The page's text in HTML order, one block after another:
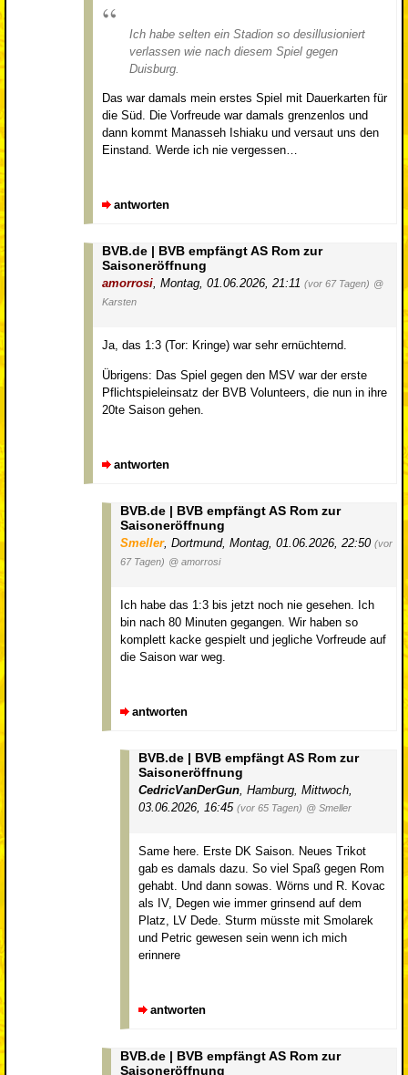
Ich habe selten ein Stadion so desillusioniert
verlassen wie nach diesem Spiel gegen
Duisburg.
Das war damals mein erstes Spiel mit Dauerkarten für
die Süd. Die Vorfreude war damals grenzenlos und
dann kommt Manasseh Ishiaku und versaut uns den
Einstand. Werde ich nie vergessen…
antworten
BVB.de | BVB empfängt AS Rom zur
Saisoneröffnung
amorrosi, Montag, 01.06.2026, 21:11 (vor 67 Tagen) @
Karsten
Ja, das 1:3 (Tor: Kringe) war sehr ernüchternd.
Übrigens: Das Spiel gegen den MSV war der erste
Pflichtspieleinsatz der BVB Volunteers, die nun in ihre
20te Saison gehen.
antworten
BVB.de | BVB empfängt AS Rom zur
Saisoneröffnung
Smeller, Dortmund, Montag, 01.06.2026, 22:50 (vor
67 Tagen) @ amorrosi
Ich habe das 1:3 bis jetzt noch nie gesehen. Ich
bin nach 80 Minuten gegangen. Wir haben so
komplett kacke gespielt und jegliche Vorfreude auf
die Saison war weg.
antworten
BVB.de | BVB empfängt AS Rom zur
Saisoneröffnung
CedricVanDerGun Hamburg Mittwoch,
03.06.2026, 16:45 (vor 65 Tagen) @ Smeller
Same here. Erste DK Saison. Neues Trikot
gab es damals dazu. So viel Spaß gegen Rom
gehabt. Und dann sowas. Wörns und R. Kovac
als IV, Degen wie immer grinsend auf dem
Platz, LV Dede. Sturm müsste mit Smolarek
und Petric gewesen sein wenn ich mich
erinnere
antworten
BVB.de | BVB empfängt AS Rom zur
Saisoneröffnung